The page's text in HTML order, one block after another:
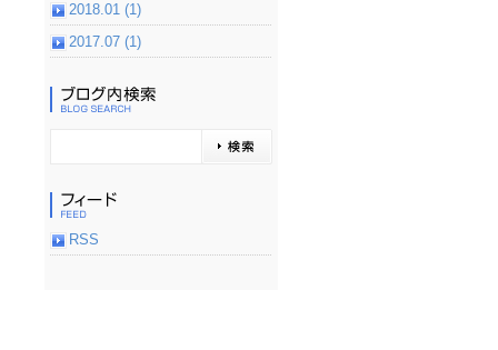
2018.01 (1)
2017.07 (1)
RSS